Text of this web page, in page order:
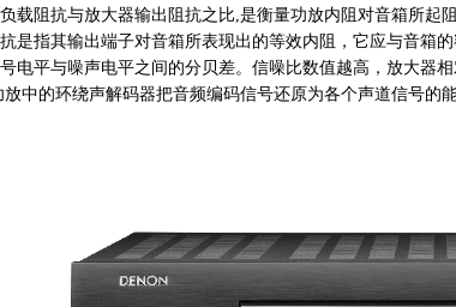
载阻抗与放大器输出阻抗之比,是衡量功放内阻对音箱所起
是指其输出端子对音箱所表现出的等效内阻，它应与音箱的
电平与噪声电平之间的分贝差。信噪比数值越高，放大器相
中的环绕声解码器把音频编码信号还原为各个声道信号的